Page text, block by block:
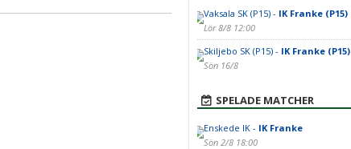
Vaksala SK (P15) - IK Franke (P15)
Lör 8/8 12:00
Skiljebo SK (P15) - IK Franke (P15)
Sön 16/8
SPELADE MATCHER
Enskede IK - IK Franke
Sön 2/8 18:00